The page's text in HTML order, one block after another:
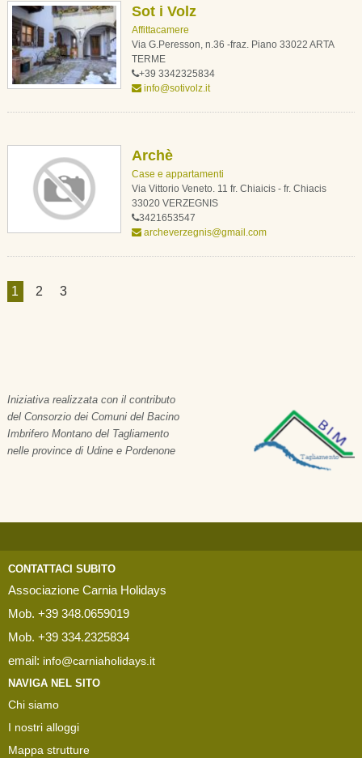
Sot i Volz
Affittacamere
Via G.Peresson, n.36 -fraz. Piano 33022 ARTA
TERME
+39 3342325834
info@sotivolz.it
Archè
Case e appartamenti
Via Vittorio Veneto. 11 fr. Chiaicis - fr. Chiacis
33020 VERZEGNIS
3421653547
archeverzegnis@gmail.com
1 2 3
Iniziativa realizzata con il contributo
del Consorzio dei Comuni del Bacino
Imbrifero Montano del Tagliamento
nelle province di Udine e Pordenone
CONTATTACI SUBITO
Associazione Carnia Holidays
Mob. +39 348.0659019
Mob. +39 334.2325834
email: info@carniaholidays.it
NAVIGA NEL SITO
Chi siamo
I nostri alloggi
Mappa strutture